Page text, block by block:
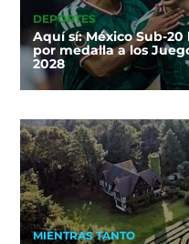
DEPORTES
Aquí sí: México Sub-
por medalla a los
2028
MIENTRAS TANTO